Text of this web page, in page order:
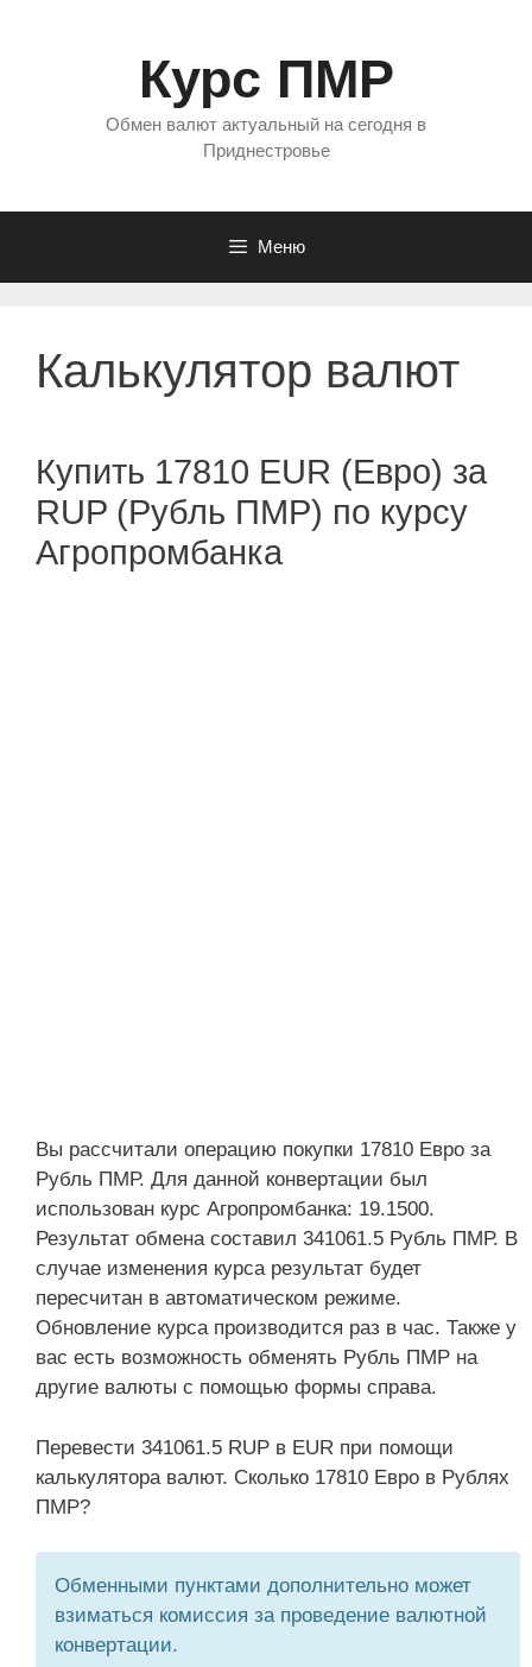
Курс ПМР
Обмен валют актуальный на сегодня в
Приднестровье
Меню
Калькулятор валют
Купить 17810 EUR (Евро) за
RUP (Рубль ПМР) по курсу
Агропромбанка
Вы рассчитали операцию покупки 17810 Евро за
Рубль ПМР. Для данной конвертации был
использован курс Агропромбанка: 19.1500.
Результат обмена составил 341061.5 Рубль ПМР. В
случае изменения курса результат будет
пересчитан в автоматическом режиме.
Обновление курса производится раз в час. Также у
вас есть возможность обменять Рубль ПМР на
другие валюты с помощью формы справа.
Перевести 341061.5 RUP в EUR при помощи
калькулятора валют. Сколько 17810 Евро в Рублях
ПМР?
Обменными пунктами дополнительно может
взиматься комиссия за проведение валютной
конвертации.